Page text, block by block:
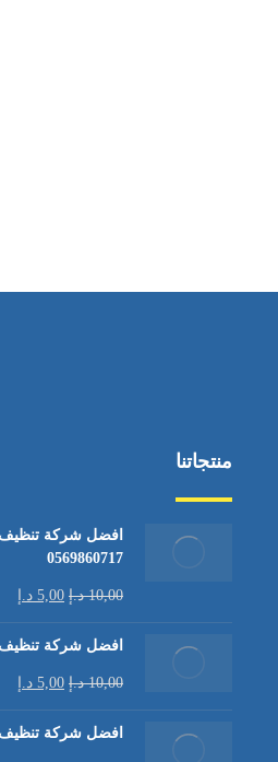
منتجاتنا
افضل شركة
0569860717
10,00 د.إ 5,00 د.إ
افضل شركة تنظيف في
10,00 د.إ 5,00 د.إ
افضل شركة تنظيف في